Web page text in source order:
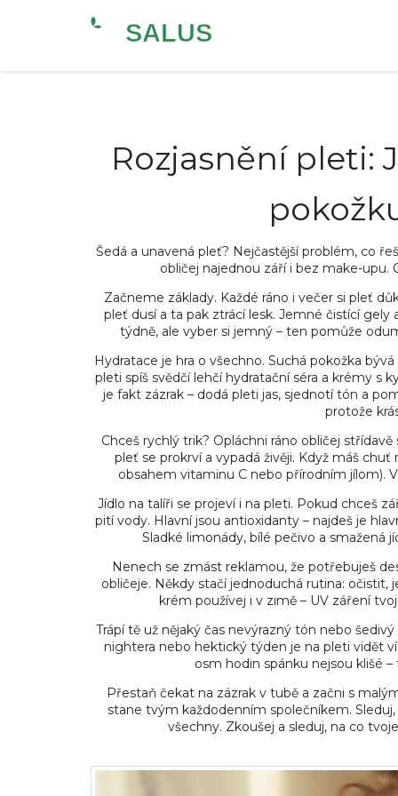
Rozjasnění pleti:
Šedá a unavená pleť? Nejčastější problém, co
obličej najednou září i bez make-upu.
Začneme základy. Každé ráno i večer si pleť
pleť dusí a ta pak ztrácí lesk. Jemné čistící
týdně, ale vyber si jemný – ten pomůže
Hydratace je hra o všechno. Suchá pokožka
pleti spíš svědčí lehčí hydratační séra a krémy s
je fakt zázrak – dodá pleti jas, sjednotí tón a
protože
Chceš rychlý trik? Opláchni ráno obličej
pleť se prokrví a vypadá živěji. Když máš
obsahem vitaminu C nebo přírodním jílom).
Jídlo na talíři se projeví i na pleti. Pokud chceš
pití vody. Hlavní jsou antioxidanty – najdeš je
Sladké limonády, bílé pečivo a smažená
Nenech se zmást reklamou, že potřebuješ
obličeje. Někdy stačí jednoduchá rutina:
krém používej i v zimě – UV záření
Trápí tě už nějaký čas nevýrazný tón nebo
nightera nebo hektický týden je na pleti vidět
osm hodin spánku nejsou klišé
Přestaň čekat na zázrak v tubě a začni s
stane tvým každodenním společníkem.
všechny. Zkoušej a sleduj, na co